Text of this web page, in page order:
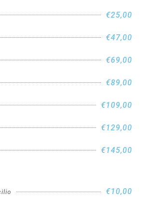
€25,00
€47,00
€69,00
€89,00
€109,00
€129,00
€145,00
€10,00